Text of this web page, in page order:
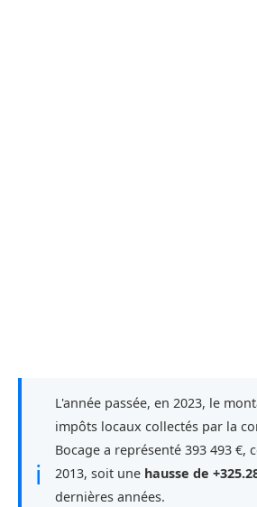
ℹ
L'année passée, en 2023, le
impôts locaux collectés par la
Bocage a représenté 393 493 €,
2013, soit une hausse de
dernières années.